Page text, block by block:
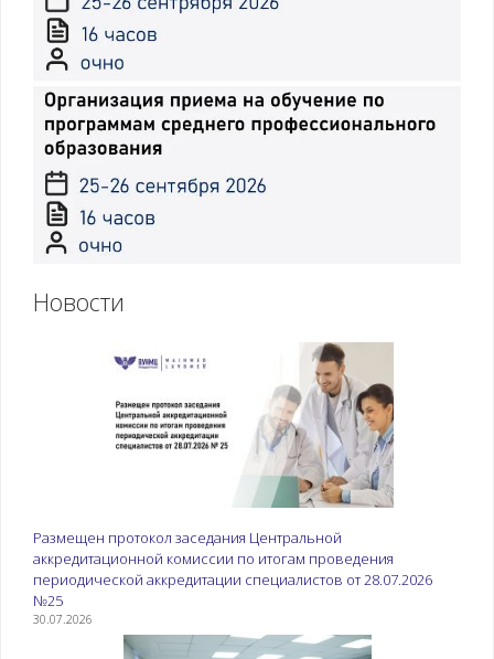
донорской крови и ее компонентов к
трансфузии. Контроль состояния
пациента во время и после трансфузии
2.10. Промежуточная аттестация по
разделу 2
Новости
Размещен протокол заседания Центральной
аккредитационной комиссии по итогам проведения
периодической аккредитации специалистов от 28.07.2026
№25
30.07.2026